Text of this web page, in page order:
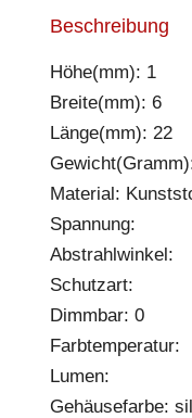
Beschreibung
Höhe(mm): 1
Breite(mm): 6
Länge(mm): 22
Material:
Spannung:
Abstrahlwinkel:
Schutzart:
Dimmbar: 0
Farbtemperatur:
Lumen:
Gehäusefarbe: